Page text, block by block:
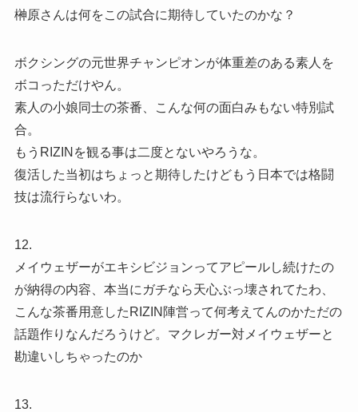
榊原さんは何をこの試合に期待していたのかな？
ボクシングの元世界チャンピオンが体重差のある素人を
ボコっただけやん。
素人の小娘同士の茶番、こんな何の面白みもない特別試
合。
もうRIZINを観る事は二度とないやろうな。
復活した当初はちょっと期待したけどもう日本では格闘
技は流行らないわ。
12.
メイウェザーがエキシビジョンってアピールし続けたの
が納得の内容、本当にガチなら天心ぶっ壊されてたわ、
こんな茶番用意したRIZIN陣営って何考えてんのかただの
話題作りなんだろうけど。マクレガー対メイウェザーと
勘違いしちゃったのか
13.